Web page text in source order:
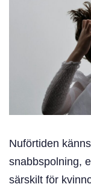
Nuförtiden
snabbspolning,
särskilt för